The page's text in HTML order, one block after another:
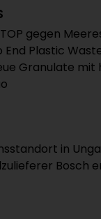
gegen
End Plastic
Granulate
in
Bosch